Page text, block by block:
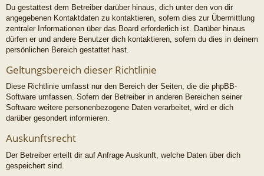
Du gestattest dem Betreiber darüber hinaus, dich unter den von dir
angegebenen Kontaktdaten zu kontaktieren, sofern dies zur Übermittlung
zentraler Informationen über das Board erforderlich ist. Darüber hinaus
dürfen er und andere Benutzer dich kontaktieren, sofern du dies in deinem
persönlichen Bereich gestattet hast.
Geltungsbereich dieser Richtlinie
Diese Richtlinie umfasst nur den Bereich der Seiten, die die phpBB-
Software umfassen. Sofern der Betreiber in anderen Bereichen seiner
Software weitere personenbezogene Daten verarbeitet, wird er dich
darüber gesondert informieren.
Auskunftsrecht
Der Betreiber erteilt dir auf Anfrage Auskunft, welche Daten über dich
gespeichert sind.